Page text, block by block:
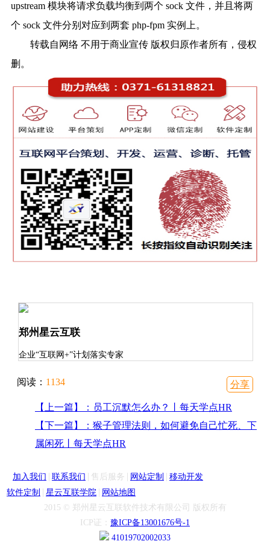
upstream 模块将请求负载均衡到两个 sock 文件，并且将两
个 sock 文件分别对应到两套 php-fpm 实例上。
转载自网络 不用于商业宣传 版权归原作者所有，侵权
删。
郑州星云互联
企业“互联网+”计划落实专家
阅读： 1134 分享
【上一篇】：员工沉默怎么办？丨每天学点HR
【下一篇】：猴子管理法则，如何避免自己忙死、下
属闲死丨每天学点HR
加入我们 | 联系我们 | 售后服务 | 网站定制 | 移动开发
软件定制 | 星云互联学院 | 网站地图
2015 © 郑州星云互联软件技术有限公司 版权所有
ICP证： 豫ICP备13001676号-1
41019702002033